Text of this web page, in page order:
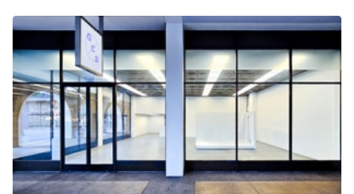
artistico
Servizio
fotografico
Conferenza Meeting Ufficio
Acquista
Tipo di spazio